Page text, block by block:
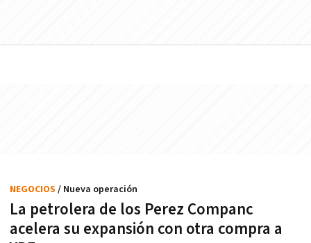
La petrolera de los Perez Companc
acelera su expansión con otra compra a
NEGOCIOS / Nueva operación